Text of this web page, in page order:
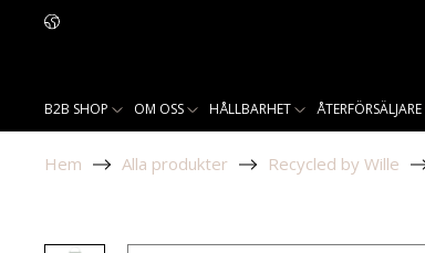
B2B SHOP OM OSS HÅLLBARHET ÅTERFÖRSÄLJARE
Hem Alla produkter Recycled by Wille